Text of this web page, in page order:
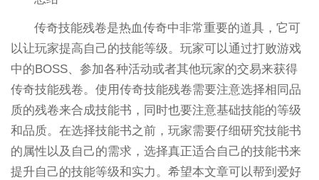
传奇技能残卷是热血传奇中非常重要的道具，它可
以让玩家提高自己的技能等级。玩家可以通过打败游戏
中的BOSS、参加各种活动或者其他玩家的交易来获得
传奇技能残卷。使用传奇技能残卷需要注意选择相同品
质的残卷来合成技能书，同时也要注意基础技能的等级
和品质。在选择技能书之前，玩家需要仔细研究技能书
的属性以及自己的需求，选择真正适合自己的技能书来
提升自己的技能等级和实力。希望本文章可以帮到爱好